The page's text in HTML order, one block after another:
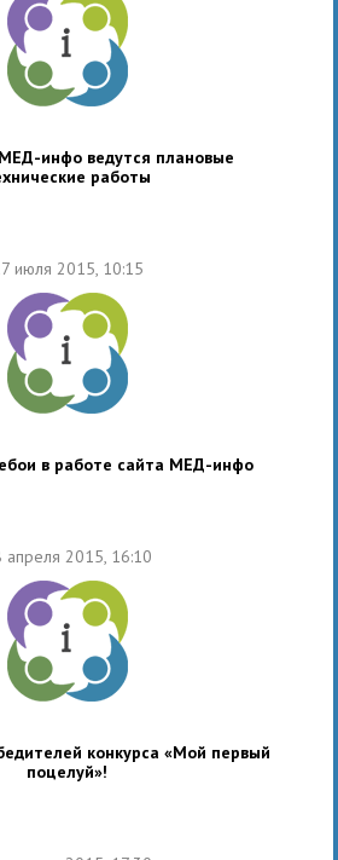
инфо ведутся плановые
работы
июля 2015, 10:15
в работе сайта МЕД-инфо
апреля 2015, 16:10
конкурса «Мой первый
поцелуй»!